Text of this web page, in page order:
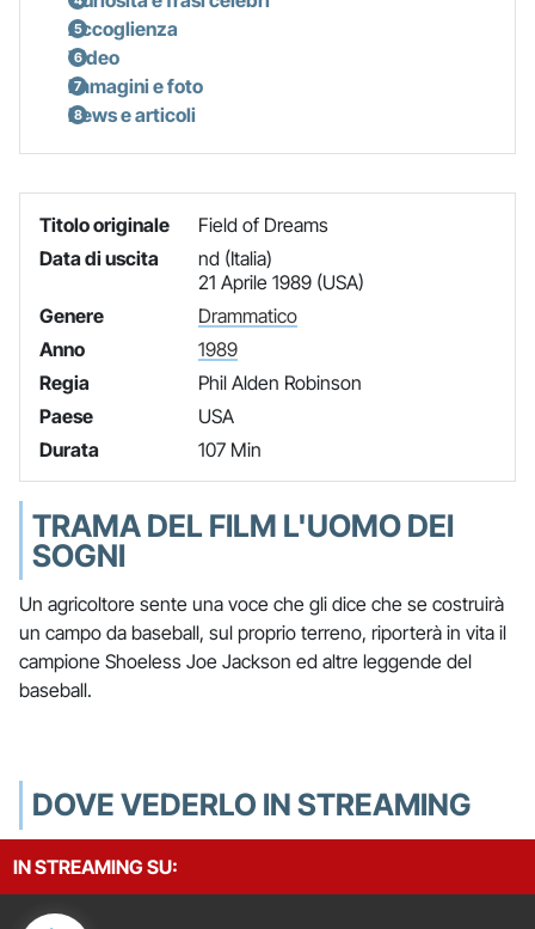
Accoglienza
Video
Immagini e foto
News e articoli
Titolo originale
Field of Dreams
Data di uscita
nd (Italia)
21 Aprile 1989 (USA)
Genere
Drammatico
Anno
1989
Regia
Phil Alden Robinson
Paese
USA
Durata
107 Min
TRAMA DEL FILM L'UOMO DEI
SOGNI
Un agricoltore sente una voce che gli dice che se costruirà
un campo da baseball, sul proprio terreno, riporterà in vita il
campione Shoeless Joe Jackson ed altre leggende del
baseball.
DOVE VEDERLO IN STREAMING
IN STREAMING SU: